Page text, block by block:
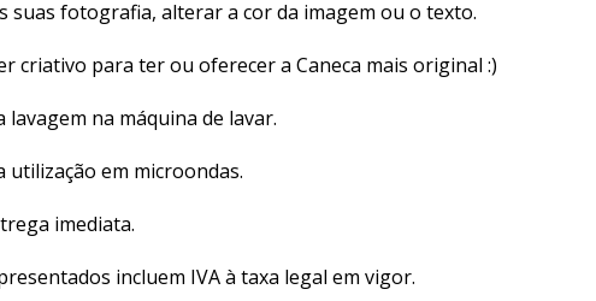
suas fotografia, alterar a cor da imagem ou o texto.
criativo para ter ou oferecer a Caneca mais original :)
lavagem na máquina de lavar.
utilização em microondas.
imediata.
incluem IVA à taxa legal em vigor.